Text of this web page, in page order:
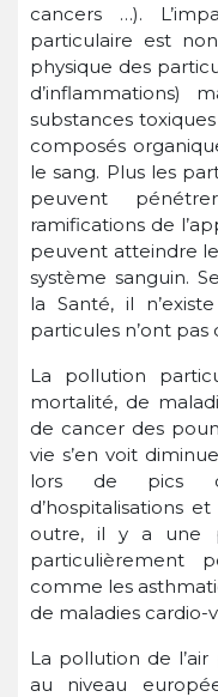
cancers …).
particulaire est
physique des
d’inflammations)
substances
composés
le sang. Plus les
peuvent
ramifications de
peuvent atteindre
système sanguin.
la Santé, il
particules n’ont pas
La pollution
mortalité, de
de cancer des
vie s’en voit
lors de pics
d’hospitalisations
outre, il y a une
particulièrement
comme les
de maladies cardio-
La pollution de
au niveau